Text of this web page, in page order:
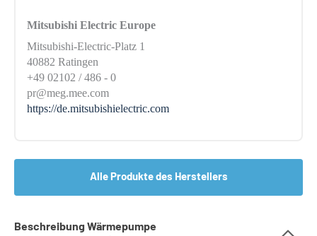
Mitsubishi Electric Europe
Mitsubishi-Electric-Platz 1
40882 Ratingen
+49 02102 / 486 - 0
pr@meg.mee.com
https://de.mitsubishielectric.com
Alle Produkte des Herstellers
Beschreibung Wärmepumpe